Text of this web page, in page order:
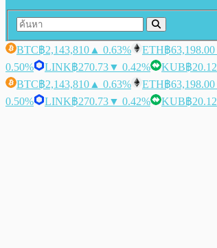
BTC฿2,143,810 ▲ 0.63% ETH฿63,198.00
0.50%
LINK฿270.73▼ 0.42% KUB฿20.12
BTC฿2,143,810 ▲ 0.63% ETH฿63,198.00
0.50%
LINK฿270.73▼ 0.42% KUB฿20.12